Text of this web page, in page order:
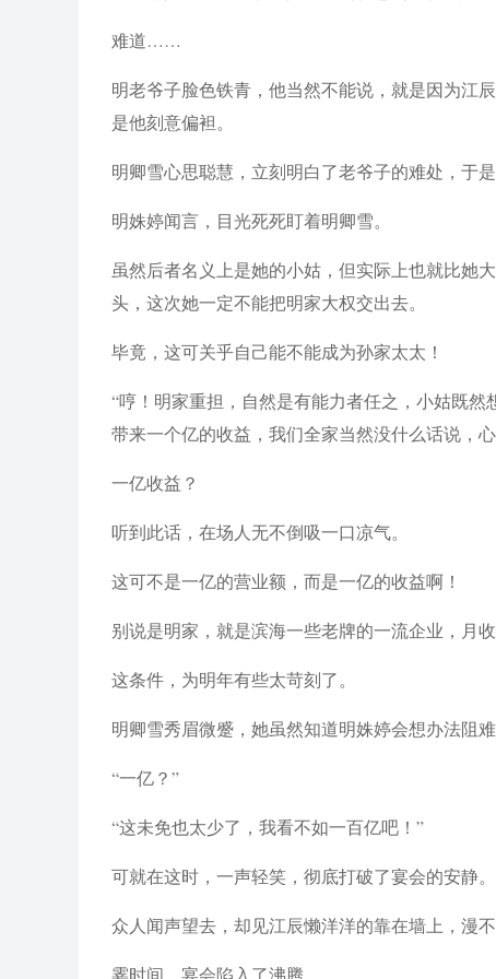
难道……
明老爷子脸色铁青，他当然不能说，就是因为江
是他刻意偏袒。
明卿雪心思聪慧，立刻明白了老爷子的难处，于
明姝婷闻言，目光死死盯着明卿雪。
虽然后者名义上是她的小姑，但实际上也就比她
头，这次她一定不能把明家大权交出去。
毕竟，这可关乎自己能不能成为孙家太太！
“哼！明家重担，自然是有能力者任之，小姑既
带来一个亿的收益，我们全家当然没什么话说
一亿收益？
听到此话，在场人无不倒吸一口凉气。
这可不是一亿的营业额，而是一亿的收益啊！
别说是明家，就是滨海一些老牌的一流企业，月
这条件，为明年有些太苛刻了。
明卿雪秀眉微蹙，她虽然知道明姝婷会想办法阻
“一亿？”
“这未免也太少了，我看不如一百亿吧！”
可就在这时，一声轻笑，彻底打破了宴会的安静。
众人闻声望去，却见江辰懒洋洋的靠在墙上，漫不
霎时间，宴会陷入了沸腾。